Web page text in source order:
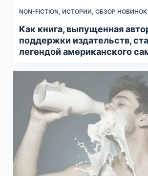
NON-FICTION, ИСТОРИИ, ОБЗОР НОВИНОК
Как книга, выпущенная
поддержки издательств,
легендой американского